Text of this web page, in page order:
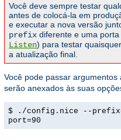
Você deve sempre testar
antes de colocá-la em
e executar a nova versão
prefix diferente e uma
Listen) para testar
a atualização final.
Você pode passar argumentos
serão anexados às suas
$ ./config.nice --
port=90